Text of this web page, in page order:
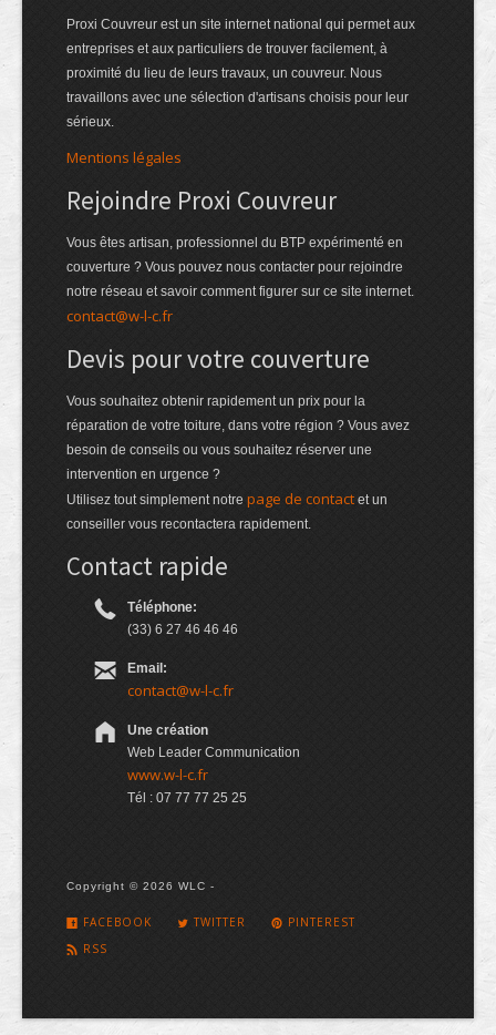
Proxi Couvreur est un site internet national qui permet aux
entreprises et aux particuliers de trouver facilement, à
proximité du lieu de leurs travaux, un couvreur. Nous
travaillons avec une sélection d'artisans choisis pour leur
sérieux.
Mentions légales
Rejoindre Proxi Couvreur
Vous êtes artisan, professionnel du BTP expérimenté en
couverture ? Vous pouvez nous contacter pour rejoindre
notre réseau et savoir comment figurer sur ce site internet.
contact@w-l-c.fr
Devis pour votre couverture
Vous souhaitez obtenir rapidement un prix pour la
réparation de votre toiture, dans votre région ? Vous avez
besoin de conseils ou vous souhaitez réserver une
intervention en urgence ?
Utilisez tout simplement notre page de contact et un
conseiller vous recontactera rapidement.
Contact rapide
Téléphone:
(33) 6 27 46 46 46
Email:
contact@w-l-c.fr
Une création
Web Leader Communication
www.w-l-c.fr
Tél : 07 77 77 25 25
Copyright © 2026 WLC -
FACEBOOK TWITTER
PINTEREST
RSS